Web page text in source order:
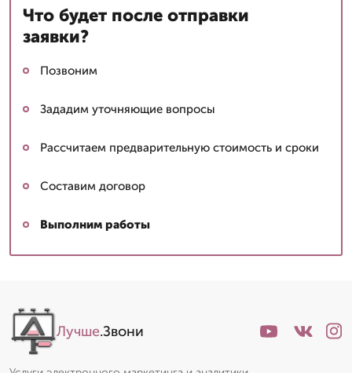
Что будет после отправки
заявки?
Позвоним
Зададим уточняющие вопросы
Рассчитаем предварительную стоимость и сроки
Составим договор
Выполним работы
Лучше.Звони